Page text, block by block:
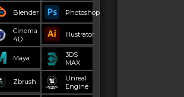
Blender Photoshop
Cinema
4D
Illustrator
Maya
3DS
MAX
Zbrush
Unreal
Engine